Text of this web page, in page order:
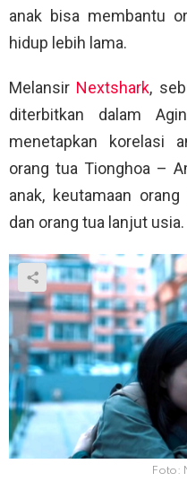
anak bisa membantu
hidup lebih lama.
Melansir Nextshark,
diterbitkan dalam
menetapkan korelasi
orang tua Tionghoa –
anak, keutamaan
dan orang tua lanjut usia.
Foto: